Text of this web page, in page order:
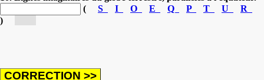
(
S I O E Q P T U
R
)